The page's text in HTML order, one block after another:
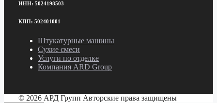
ИНН: 5024198503
КПП: 502401001
Штукатурные машины
Сухие смеси
Услуги по отделке
Компания ARD Group
© 2026 АРД Групп Авторские права защищены